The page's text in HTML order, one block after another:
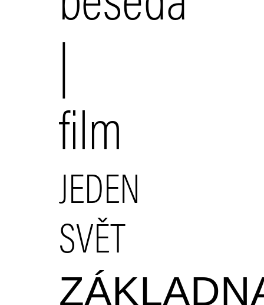
film
JEDEN
SVĚT